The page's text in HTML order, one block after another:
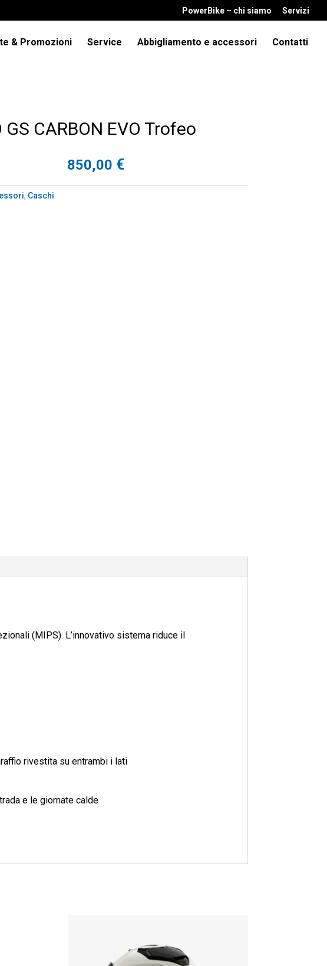
PowerBike – chi siamo Servizi
& Promozioni Service Abbigliamento e accessori Contatti
GS CARBON EVO Trofeo
850,00 €
, Caschi
(MIPS). L’innovativo sistema riduce il
rivestita su entrambi i lati
e le giornate calde